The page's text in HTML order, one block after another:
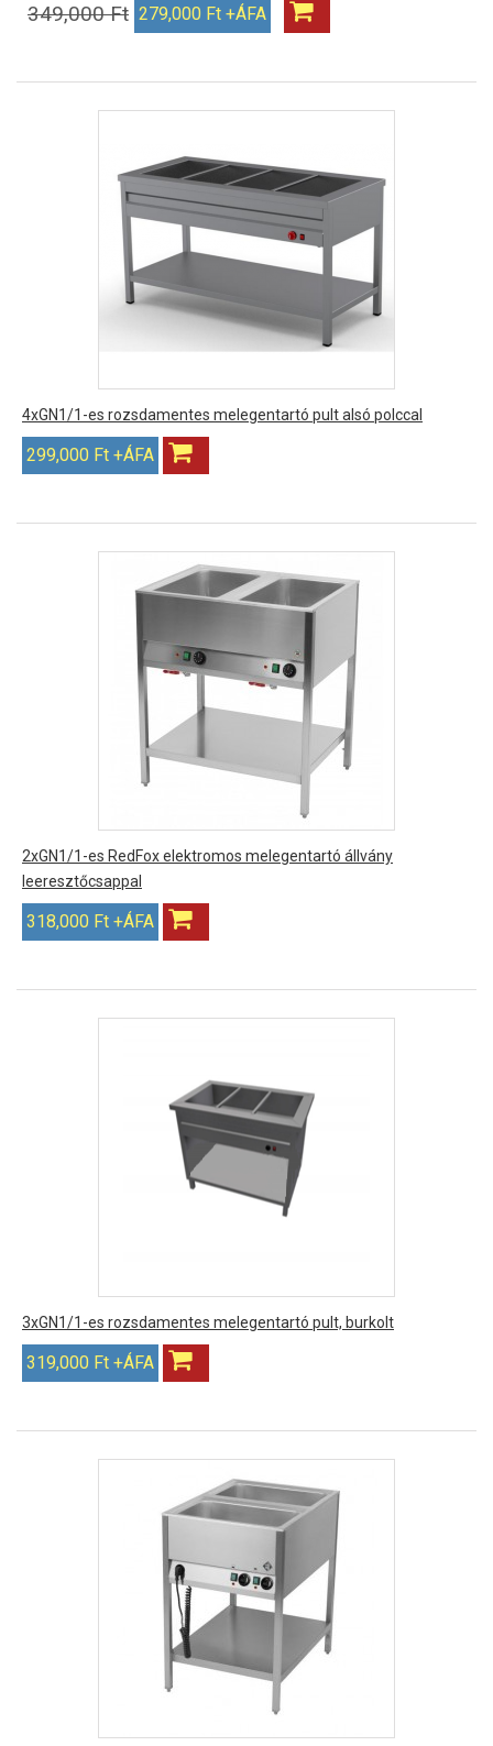
349,000 Ft 279,000 Ft +ÁFA
4xGN1/1-es rozsdamentes melegentartó pult alsó polccal
299,000 Ft +ÁFA
2xGN1/1-es RedFox elektromos melegentartó állvány
leeresztőcsappal
318,000 Ft +ÁFA
3xGN1/1-es rozsdamentes melegentartó pult, burkolt
319,000 Ft +ÁFA